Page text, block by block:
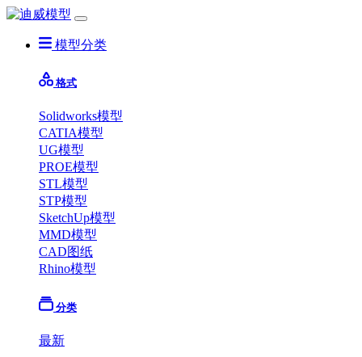
模型分类
格式
Solidworks模型
CATIA模型
UG模型
PROE模型
STL模型
STP模型
SketchUp模型
MMD模型
CAD图纸
Rhino模型
分类
最新